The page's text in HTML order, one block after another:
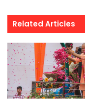
Related Articles